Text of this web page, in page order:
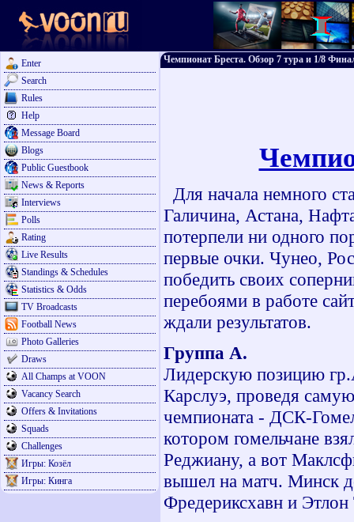
Enter
Search
Rules
Help
Message Board
Blogs
Public Guestbook
News & Reports
Interviews
Polls
Rating
Live Results
Standings & Schedules
Statistics & Odds
TV Broadcasts
Football News
Photo Galleries
Draws
All Champs at VOON
Vacancy Search
Offers & Invitations
Squads
Challenges
Игры: Козёл
Игры: Кинга
Чемпионат Бреста. Обзор 7 тура и 1/8
Для начала немного
Галичина, Астана,
потерпели ни одного
первые очки. Чунео,
победить своих
перебоями в работе
ждали результатов.
Группа А.
Лидерскую позицию
Карслуэ, проведя
чемпионата - ДСК-
котором гомельчане
Реджиану, а вот
вышел на матч. Минск
Фредериксхавн и